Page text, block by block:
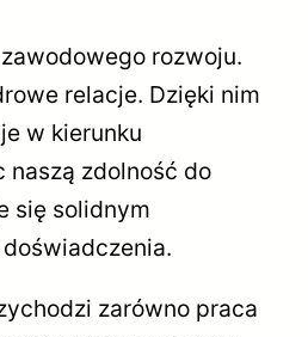
rozwoju.
relacje. Dzięki nim
w kierunku
naszą zdolność do
się solidnym
zarówno praca